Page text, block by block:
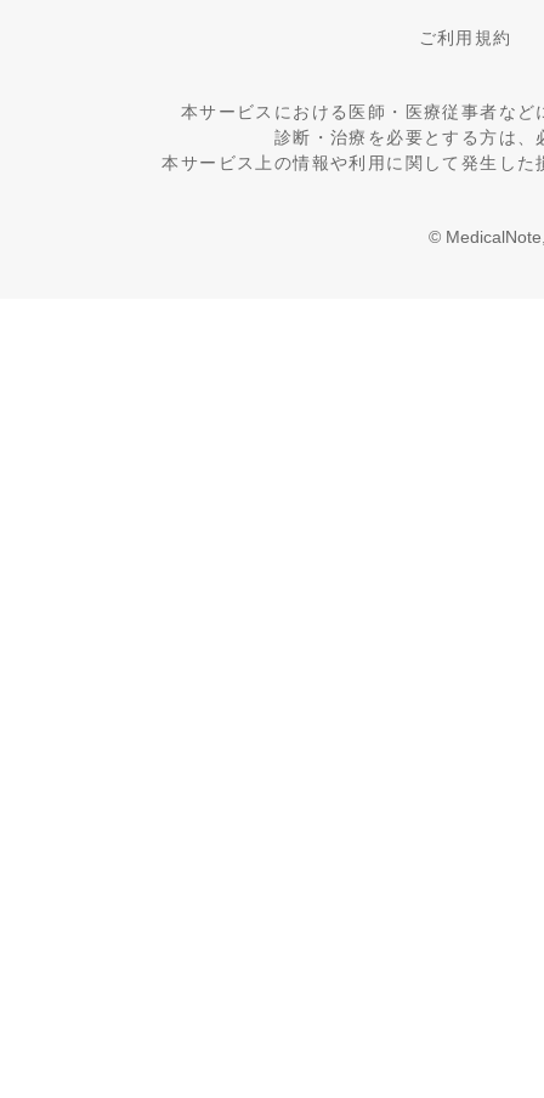
ご利用規約
本サービスにおける医師・医療従事者な
診断・治療を必要とする方は
本サービス上の情報や利用に関して発生し
©